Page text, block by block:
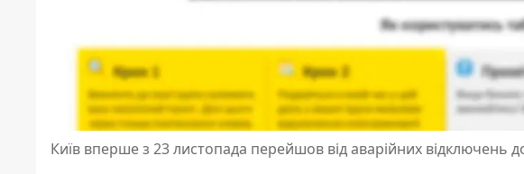
Київ вперше з 23 листопада перейшов від аварійних відключень